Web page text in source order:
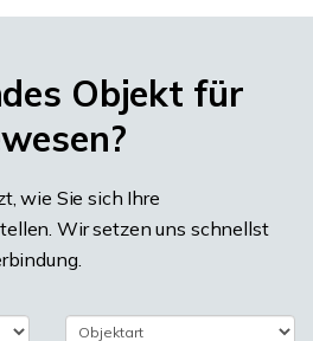
Objekt für
wie Sie sich Ihre
Wir setzen uns schnellst